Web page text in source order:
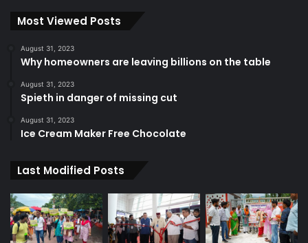
Most Viewed Posts
August 31, 2023
Why homeowners are leaving billions on the table
August 31, 2023
Spieth in danger of missing cut
August 31, 2023
Ice Cream Maker Free Chocolate
Last Modified Posts